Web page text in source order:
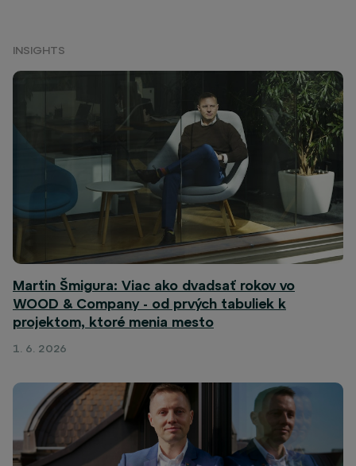
INSIGHTS
Martin Šmigura: Viac ako dvadsať rokov vo
WOOD & Company - od prvých tabuliek k
projektom, ktoré menia mesto
1. 6. 2026